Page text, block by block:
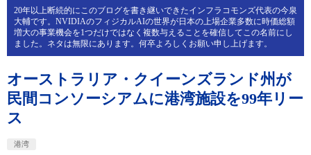
20年以上断続的にこのブログを書き継いできたインフラコモンズ代表の今泉
大輔です。NVIDIAのフィジカルAIの世界が日本の上場企業多数に時価総額
増大の事業機会を1つだけではなく複数与えることを確信してこの名前にし
ました。ネタは無限にあります。何卒よろしくお願い申し上げます。
オーストラリア・クイーンズランド州が
民間コンソーシアムに港湾施設を99年リー
ス
港湾